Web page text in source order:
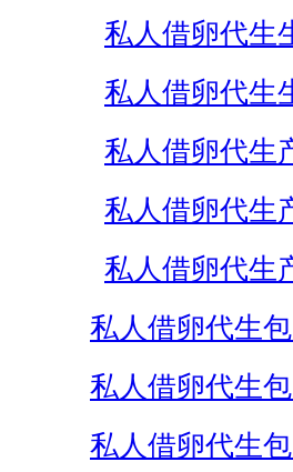
私人借卵代生
私人借卵代生
私人借卵代生
私人借卵代生
私人借卵代生
私人借卵代生
私人借卵代生
私人借卵代生